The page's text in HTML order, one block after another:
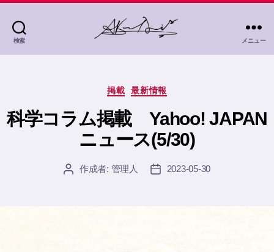
検索
Akane
メニュー
カ
テ
ー
掲載 最新情報
科学コラム掲載 Yahoo! JAPAN
ニュース(5/30)
投 作成者: 管理人
投
2023-05-30